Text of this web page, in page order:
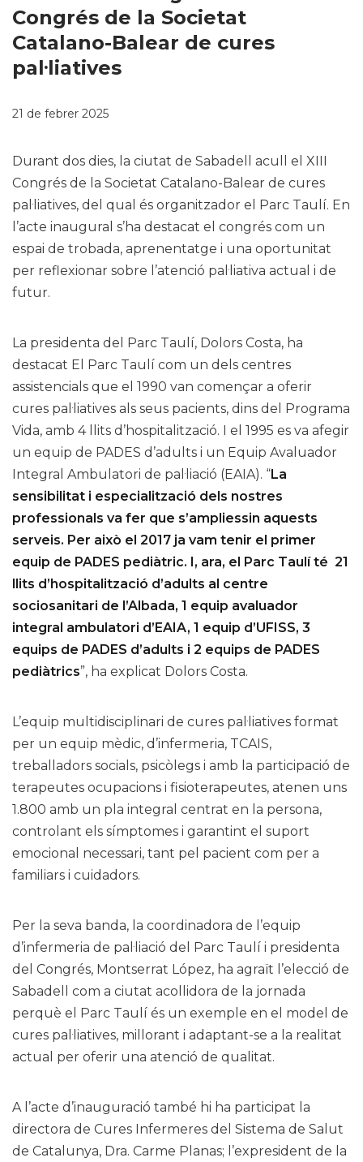
Congrés de la Societat
Catalano-Balear de cures
pal·liatives
21 de febrer 2025
Durant dos dies, la ciutat de Sabadell acull el XIII
Congrés de la Societat Catalano-Balear de cures
pal·liatives, del qual és organitzador el Parc Taulí. En
l’acte inaugural s’ha destacat el congrés com un
espai de trobada, aprenentatge i una oportunitat
per reflexionar sobre l’atenció pal·liativa actual i de
futur.
La presidenta del Parc Taulí, Dolors Costa, ha
destacat El Parc Taulí com un dels centres
assistencials que el 1990 van començar a oferir
cures pal·liatives als seus pacients, dins del Programa
Vida, amb 4 llits d’hospitalització. I el 1995 es va afegir
un equip de PADES d’adults i un Equip Avaluador
Integral Ambulatori de pal·liació (EAIA). “La
sensibilitat i especialització dels nostres
professionals va fer que s’ampliessin aquests
serveis. Per això el 2017 ja vam tenir el primer
equip de PADES pediàtric. I, ara, el Parc Taulí té 21
llits d’hospitalització d’adults al centre
sociosanitari de l’Albada, 1 equip avaluador
integral ambulatori d’EAIA, 1 equip d’UFISS, 3
equips de PADES d’adults i 2 equips de PADES
pediàtrics”, ha explicat Dolors Costa.
L’equip multidisciplinari de cures pal·liatives format
per un equip mèdic, d’infermeria, TCAIS,
treballadors socials, psicòlegs i amb la participació de
terapeutes ocupacions i fisioterapeutes, atenen uns
1.800 amb un pla integral centrat en la persona,
controlant els símptomes i garantint el suport
emocional necessari, tant pel pacient com per a
familiars i cuidadors.
Per la seva banda, la coordinadora de l’equip
d’infermeria de pal·liació del Parc Taulí i presidenta
del Congrés, Montserrat López, ha agraït l’elecció de
Sabadell com a ciutat acollidora de la jornada
perquè el Parc Taulí és un exemple en el model de
cures pal·liatives, millorant i adaptant-se a la realitat
actual per oferir una atenció de qualitat.
A l’acte d’inauguració també hi ha participat la
directora de Cures Infermeres del Sistema de Salut
de Catalunya, Dra. Carme Planas; l’expresident de la